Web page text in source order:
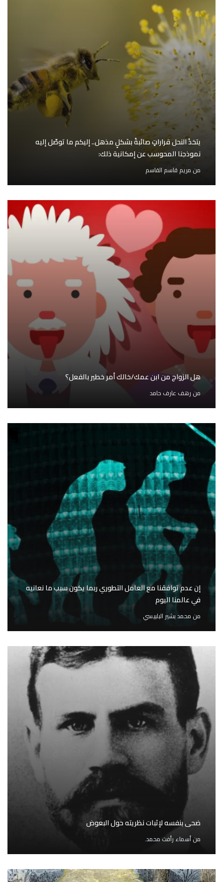
يتخذُ النحل قراراتٍ صائبةً بشكلٍ مذهل.. إليكم ما توصّل إليه
نموذجنا المحوسب عن إمكانية ذلك:
من مريم قاسم القاسم
هل الزواج من ابن عمك/خالك أمر خطير بالفعل؟
من رهف عارف حامد
إن عدم توافقنا مع العامل التطوري ربما يكون سبب ما نعانيه
في عالمنا اليوم
من محمد بشير البلبيسي
ضحى بنفسه لإثبات نظريته حول البعوض
منأسماء رأفت محمد.